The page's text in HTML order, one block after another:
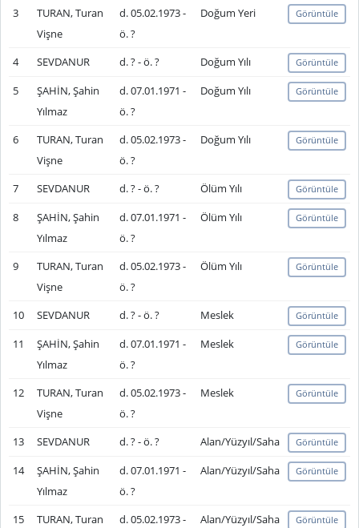
3
TURAN, Turan
Vişne
d. 05.02.1973 -
ö. ?
Doğum Yeri Görüntüle
4 SEVDANUR d. ? - ö. ? Doğum Yılı Görüntüle
5
ŞAHİN, Şahin
Yılmaz
d. 07.01.1971 -
ö. ?
Doğum Yılı Görüntüle
6
TURAN, Turan
Vişne
d. 05.02.1973 -
ö. ?
Doğum Yılı Görüntüle
7 SEVDANUR d. ? - ö. ? Ölüm Yılı Görüntüle
8
ŞAHİN, Şahin
Yılmaz
d. 07.01.1971 -
ö. ?
Ölüm Yılı Görüntüle
9
TURAN, Turan
Vişne
d. 05.02.1973 -
ö. ?
Ölüm Yılı Görüntüle
10 SEVDANUR d. ? - ö. ? Meslek Görüntüle
11
ŞAHİN, Şahin
Yılmaz
d. 07.01.1971 -
ö. ?
Meslek Görüntüle
12
TURAN, Turan
Vişne
d. 05.02.1973 -
ö. ?
Meslek Görüntüle
13 SEVDANUR d. ? - ö. ? Alan/Yüzyıl/Saha Görüntüle
14
ŞAHİN, Şahin
Yılmaz
d. 07.01.1971 -
ö. ?
Alan/Yüzyıl/Saha Görüntüle
15 TURAN, Turan d. 05.02.1973 - Alan/Yüzyıl/Saha Görüntüle